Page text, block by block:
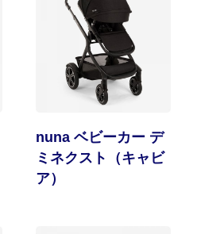
nuna ベビーカー デ
ミネクスト（キャビ
ア）